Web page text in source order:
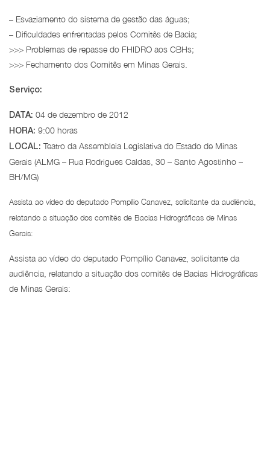
– Esvaziamento do sistema de gestão das águas;
– Dificuldades enfrentadas pelos Comitês de Bacia;
>>> Problemas de repasse do FHIDRO aos CBHs;
>>> Fechamento dos Comitês em Minas Gerais.
Serviço:
DATA: 04 de dezembro de 2012
HORA: 9:00 horas
LOCAL: Teatro da Assembleia Legislativa do Estado de Minas
Gerais (ALMG – Rua Rodrigues Caldas, 30 – Santo Agostinho –
BH/MG)
Assista ao vídeo do deputado Pompílio Canavez, solicitante da audiência,
relatando a situação dos comitês de Bacias Hidrográficas de Minas
Gerais:
Assista ao vídeo do deputado Pompílio Canavez, solicitante da
audiência, relatando a situação dos comitês de Bacias Hidrográficas
de Minas Gerais: